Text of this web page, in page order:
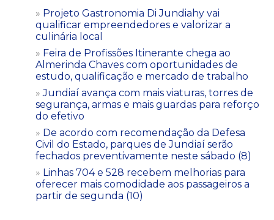
Projeto Gastronomia Di Jundiahy vai
qualificar empreendedores e valorizar a
culinária local
Feira de Profissões Itinerante chega ao
Almerinda Chaves com oportunidades de
estudo, qualificação e mercado de trabalho
Jundiaí avança com mais viaturas, torres de
segurança, armas e mais guardas para reforço
do efetivo
De acordo com recomendação da Defesa
Civil do Estado, parques de Jundiaí serão
fechados preventivamente neste sábado (8)
Linhas 704 e 528 recebem melhorias para
oferecer mais comodidade aos passageiros a
partir de segunda (10)